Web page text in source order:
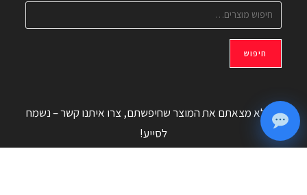
חיפוש
אם לא מצאתם את המוצר שחיפשתם, צרו איתנו קשר – נשמח
לסייע!